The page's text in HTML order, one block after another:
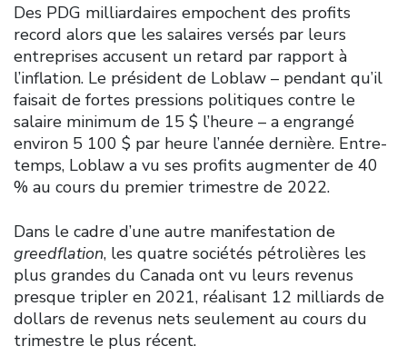
Des PDG milliardaires empochent des profits
record alors que les salaires versés par leurs
entreprises accusent un retard par rapport à
l’inflation. Le président de Loblaw – pendant qu’il
faisait de fortes pressions politiques contre le
salaire minimum de 15 $ l’heure – a engrangé
environ 5 100 $ par heure l’année dernière. Entre-
temps, Loblaw a vu ses profits augmenter de 40
% au cours du premier trimestre de 2022.
Dans le cadre d’une autre manifestation de
greedflation, les quatre sociétés pétrolières les
plus grandes du Canada ont vu leurs revenus
presque tripler en 2021, réalisant 12 milliards de
dollars de revenus nets seulement au cours du
trimestre le plus récent.